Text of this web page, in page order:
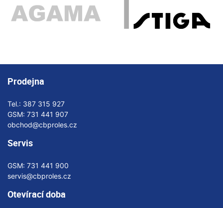
Prodejna
Tel.: 387 315 927
GSM: 731 441 907
obchod@cbproles.cz
Servis
GSM: 731 441 900
servis@cbproles.cz
Otevírací doba